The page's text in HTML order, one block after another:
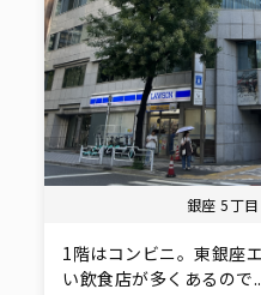
銀座 5丁目
1階はコンビニ。東銀座
い飲食店が多くあるので